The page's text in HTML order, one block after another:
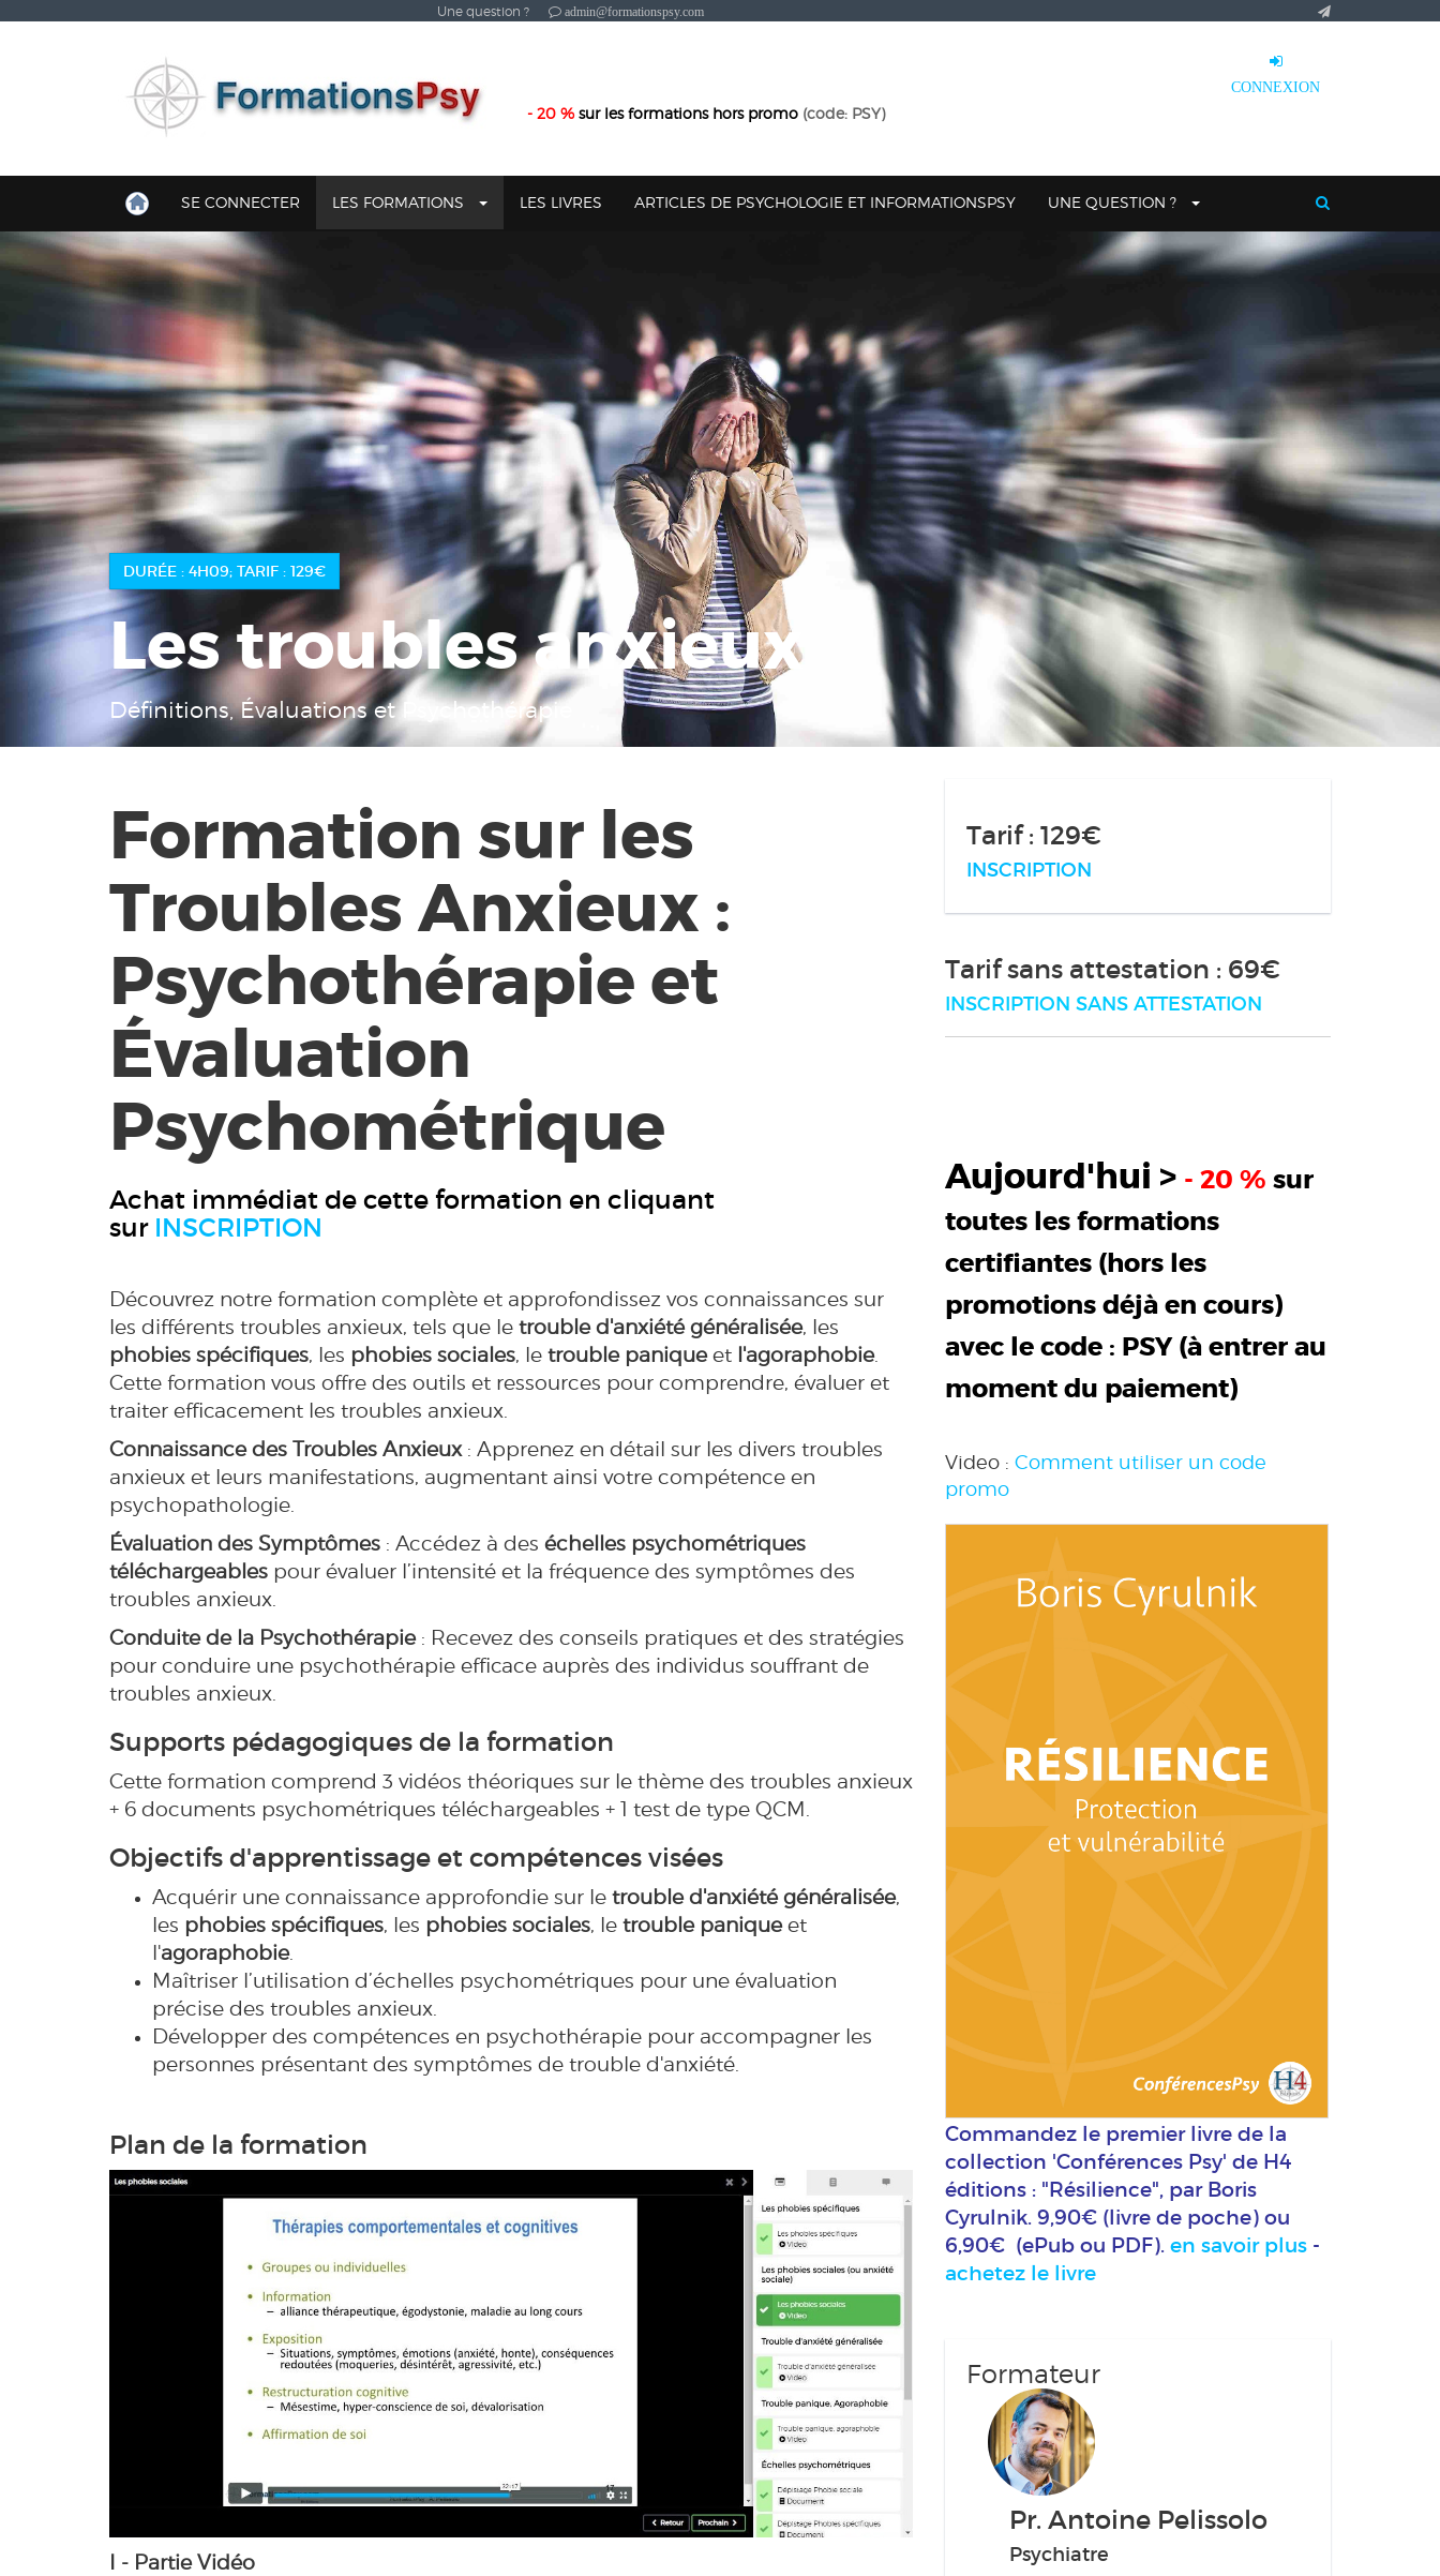
Une question ? admin@formationspsy.com
CONNEXION
- 20 %sur les formations hors promo (code: PSY)
SE CONNECTER LES FORMATIONS LES LIVRES ARTICLES DE PSYCHOLOGIE ET INFORMATIONSPSY UNE QUESTION ?
DURÉE : 4H09; TARIF : 129€
Les troubles anxieux
Définitions, Évaluations et Psychothérapie
Formation sur les
Troubles Anxieux :
Psychothérapie et
Évaluation
Psychométrique
Achat immédiat de cette formation en cliquant
sur INSCRIPTION
Découvrez notre formation complète et approfondissez vos connaissances sur
les différents troubles anxieux, tels que le trouble d'anxiété généralisée, les
phobies spécifiques, les phobies sociales, le trouble paniqueet l'agoraphobie.
Cette formation vous offre des outils et ressources pour comprendre, évaluer et
traiter efficacement les troubles anxieux.
Connaissance des Troubles Anxieux: Apprenez en détail sur les divers troubles
anxieux et leurs manifestations, augmentant ainsi votre compétence en
psychopathologie.
Évaluation des Symptômes : Accédez à des échelles psychométriques
téléchargeables pour évaluer l’intensité et la fréquence des symptômes des
troubles anxieux.
Conduite de la Psychothérapie: Recevez des conseils pratiques et des stratégies
pour conduire une psychothérapie efficace auprès des individus souffrant de
troubles anxieux.
Supports pédagogiques de la formation
Cette formation comprend 3 vidéos théoriques sur le thème des troubles anxieux
+ 6 documents psychométriques téléchargeables + 1 test de type QCM.
Objectifs d'apprentissage et compétences visées
Acquérir une connaissance approfondie sur le trouble d'anxiété généralisée,
les phobies spécifiques, les phobies sociales, le trouble paniqueet
l'agoraphobie.
Maîtriser l’utilisation d’échelles psychométriques pour une évaluation
précise des troubles anxieux.
Développer des compétences en psychothérapie pour accompagner les
personnes présentant des symptômes de trouble d'anxiété.
Plan de la formation
I - Partie Vidéo
Tarif : 129€
INSCRIPTION
Tarif sans attestation : 69€
INSCRIPTION SANS ATTESTATION
Aujourd'hui > - 20 % sur
toutes les formations
certifiantes (hors les
promotions déjà en cours)
avec le code : PSY(à entrer au
moment du paiement)
Video : Comment utiliser un code
promo
Commandez le premier livre de la
collection 'Conférences Psy' de H4
éditions : "Résilience", par Boris
Cyrulnik. 9,90€ (livre de poche) ou
6,90€ (ePub ou PDF). en savoir plus -
achetez le livre
Formateur
Pr. Antoine Pelissolo
Psychiatre